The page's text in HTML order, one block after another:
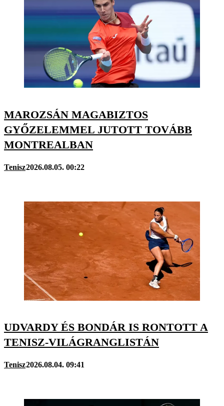
MAROZSÁN MAGABIZTOS
GYŐZELEMMEL JUTOTT TOVÁBB
MONTREALBAN
Tenisz2026.08.05. 00:22
UDVARDY ÉS BONDÁR IS RONTOTT A
TENISZ-VILÁGRANGLISTÁN
Tenisz2026.08.04. 09:41